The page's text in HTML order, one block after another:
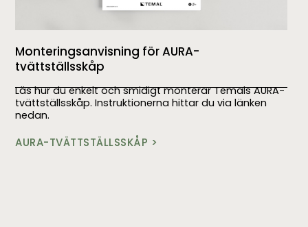
Monteringsanvisning för AURA-
tvättställsskåp
Läs hur du enkelt och smidigt monterar Temals AURA-
tvättställsskåp. Instruktionerna hittar du via länken
nedan.
AURA-TVÄTTSTÄLLSSKÅP >